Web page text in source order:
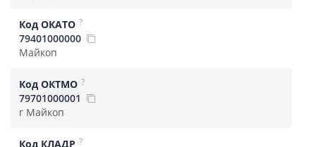
Код ОКАТО ?
79401000000
Майкоп
Код ОКТМО ?
79701000001
г Майкоп
Код КЛАДР ?